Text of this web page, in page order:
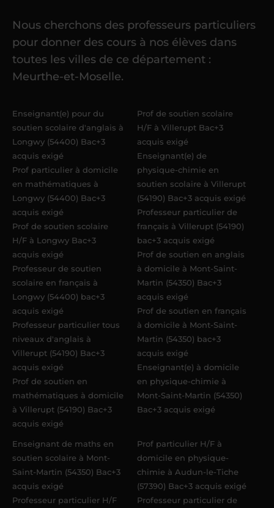
Une fois ma candidature validée,mon
référent me confie mes premiers
élèvesdans un délai de6 jours
maximum. Me voilà enseignant(e)
Nous cherchons des professeurs particuliers
pour donner des cours à nos élèves dans
toutes les villes de ce département :
Meurthe-et-Moselle.
Enseignant(e) pour du
soutien scolaire d'anglais à
Longwy (54400) Bac+3
acquis exigé
Prof particulier à domicile
en mathématiques à
Longwy (54400) Bac+3
acquis exigé
Prof de soutien scolaire
H/F à Longwy Bac+3
acquis exigé
Professeur de soutien
scolaire en français à
Longwy (54400) bac+3
acquis exigé
Professeur particulier tous
niveaux d'anglais à
Villerupt (54190) Bac+3
acquis exigé
Prof de soutien en
mathématiques à domicile
à Villerupt (54190) Bac+3
acquis exigé
Prof de soutien scolaire
H/F à Villerupt Bac+3
acquis exigé
Enseignant(e) de
physique-chimie en
soutien scolaire à Villerupt
(54190) Bac+3 acquis exigé
Professeur particulier de
français à Villerupt (54190)
bac+3 acquis exigé
Prof de soutien en anglais
à domicile à Mont-Saint-
Martin (54350) Bac+3
acquis exigé
Prof de soutien en français
à domicile à Mont-Saint-
Martin (54350) bac+3
acquis exigé
Enseignant(e) à domicile
en physique-chimie à
Mont-Saint-Martin (54350)
Bac+3 acquis exigé
Enseignant de maths en
soutien scolaire à Mont-
Saint-Martin (54350) Bac+3
acquis exigé
Professeur particulier H/F
Prof particulier H/F à
domicile en physique-
chimie à Audun-le-Tiche
(57390) Bac+3 acquis exigé
Professeur particulier de